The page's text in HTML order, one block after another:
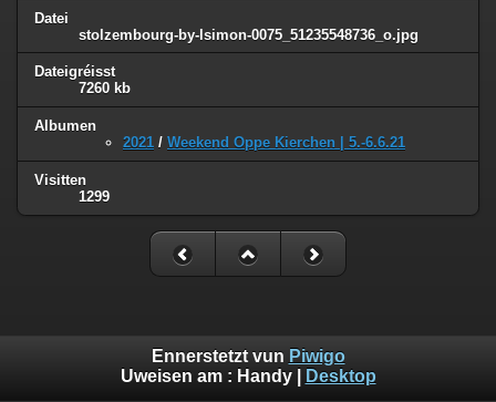
Datei
stolzembourg-by-lsimon-0075_51235548736_o.jpg
Dateigréisst
7260 kb
Albumen
2021 / Weekend Oppe Kierchen | 5.-6.6.21
Visitten
1299
Ennerstetzt vun Piwigo
Uweisen am : Handy| Desktop